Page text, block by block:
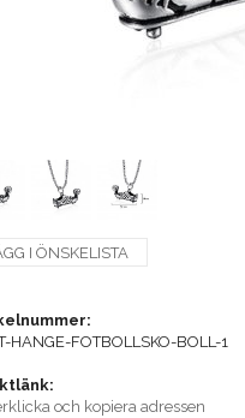
I ÖNSKELISTA
HANGE-FOTBOLLSKO-BOLL-1
och kopiera adressen